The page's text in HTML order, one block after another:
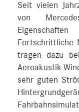
Seit vielen
von
Fortschrittliche
tragen dazu
Aeroakustik-
sehr guten